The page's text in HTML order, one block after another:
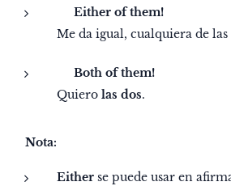
Either of them!
Me da igual, cualquiera de las
Both of them!
Quiero las dos.
Nota:
Either se puede usar en